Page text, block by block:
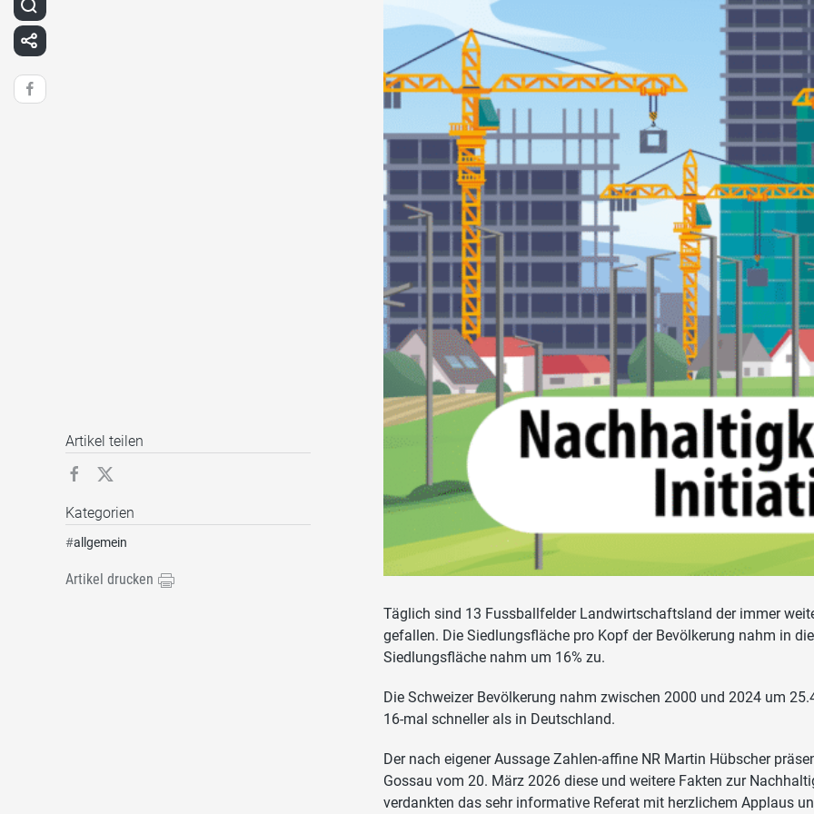
Täglich sind 13 Fussballfelder Landwirtschaftsland der immer
gefallen. Die Siedlungsfläche pro Kopf der Bevölkerung nahm in
Siedlungsfläche nahm um 16% zu.
Die Schweizer Bevölkerung nahm zwischen 2000 und 2024 um
16-mal schneller als in Deutschland.
Der nach eigener Aussage Zahlen-affine NR Martin Hübscher
Gossau vom 20. März 2026 diese und weitere Fakten zur
verdankten das sehr informative Referat mit herzlichem Applaus
Artikel teilen
Kategorien
#allgemein
Artikel drucken